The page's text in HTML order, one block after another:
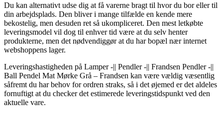
Du kan alternativt udse dig at få varerne bragt til hvor du bor eller til
din arbejdsplads. Den bliver i mange tilfælde en kende mere
bekostelig, men desuden ret så ukompliceret. Den mest letkøbte
leveringsmodel vil dog til enhver tid være at du selv henter
produkterne, men det nødvendiggør at du har bopæl nær internet
webshoppens lager.
Leveringshastigheden på Lamper -|| Pendler -|| Frandsen Pendler -||
Ball Pendel Mat Mørke Grå – Frandsen kan være vældig væsentlig
såfremt du har behov for ordren straks, så i det øjemed er det aldeles
fornuftigt at du checker det estimerede leveringstidspunkt ved den
aktuelle vare.